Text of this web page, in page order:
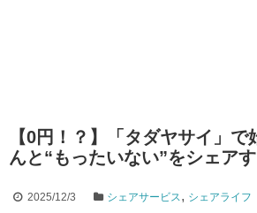
【0円！？】「タダヤサイ」で
んと“もったいない”をシェア
2025/12/3 シェアサービス, シェアライフ